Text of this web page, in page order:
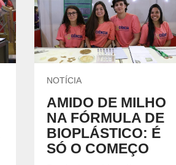
SOBRE A SAÚDE
Saúde
EJA E ENSINO MÉDIO
DAS ENCHENTES DE 2024
NOTÍCIA
AMIDO DE MILHO
NA FÓRMULA DE
BIOPLÁSTICO: É
SÓ O COMEÇO